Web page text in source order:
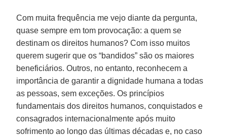
Com muita frequência me vejo diante da pergunta,
quase sempre em tom provocação: a quem se
destinam os direitos humanos? Com isso muitos
querem sugerir que os “bandidos” são os maiores
beneficiários. Outros, no entanto, reconhecem a
importância de garantir a dignidade humana a todas
as pessoas, sem exceções. Os princípios
fundamentais dos direitos humanos, conquistados e
consagrados internacionalmente após muito
sofrimento ao longo das últimas décadas e, no caso